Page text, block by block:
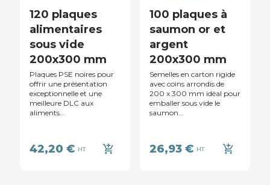
120 plaques
alimentaires
sous vide
200x300 mm
Plaques PSE noires pour
offrir une présentation
exceptionnelle et une
meilleure DLC aux
aliments...
42,20 € HT add_shopping_cart
100 plaques à
saumon or et
argent
200x300 mm
Semelles en carton rigide
avec coins arrondis de
200 x 300 mm idéal pour
emballer sous vide le
saumon...
26,93 € HT add_shopping_cart